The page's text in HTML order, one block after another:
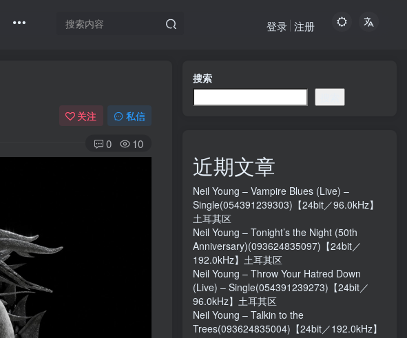
登录 注册
关注 私信
0 10
搜索
近期文章
Neil Young – Vampire Blues (Live) –
Single(054391239303)【24bit／96.0kHz】
土耳其区
Neil Young – Tonight’s the Night (50th
Anniversary)(093624835097)【24bit／
192.0kHz】土耳其区
Neil Young – Throw Your Hatred Down
(Live) – Single(054391239273)【24bit／
96.0kHz】土耳其区
Neil Young – Talkin to the
Trees(093624835004)【24bit／192.0kHz】